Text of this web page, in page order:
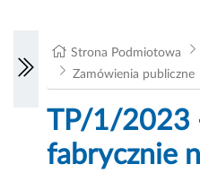
Strona Podmiotowa
Zamówienia publiczne
TP/1/2023
fabrycznie